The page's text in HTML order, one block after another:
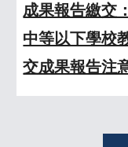
成果報告繳交
中等以下學校
交成果報告注